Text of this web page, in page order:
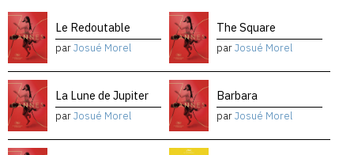
Le Redoutable
parJosué Morel
The Square
parJosué Morel
La Lune de Jupiter
parJosué Morel
Barbara
parJosué Morel